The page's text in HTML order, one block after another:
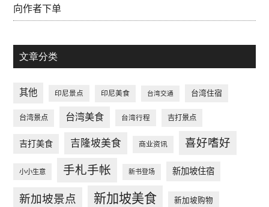
向作者下单
文章分类
其他 印尼景点 印尼美食 台湾交通 台湾住宿
台湾景点 台湾美食 台湾行程 吉打景点
吉打美食 吉隆坡美食 商业资讯 喜好嗜好
小小生意 手札手帐 新书登场 新加坡住宿
新加坡景点 新加坡美食 新加坡购物